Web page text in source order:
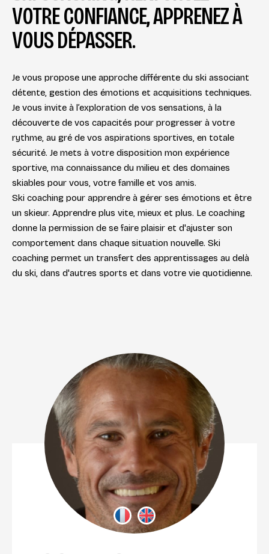
VOTRE CONFIANCE, APPRENEZ À
VOUS DÉPASSER.
Je vous propose une approche différente du ski associant
détente, gestion des émotions et acquisitions techniques.
Je vous invite à l’exploration de vos sensations, à la
découverte de vos capacités pour progresser à votre
rythme, au gré de vos aspirations sportives, en totale
sécurité. Je mets à votre disposition mon expérience
sportive, ma connaissance du milieu et des domaines
skiables pour vous, votre famille et vos amis.
Ski coaching pour apprendre à gérer ses émotions et être
un skieur. Apprendre plus vite, mieux et plus. Le coaching
donne la permission de se faire plaisir et d'ajuster son
comportement dans chaque situation nouvelle. Ski
coaching permet un transfert des apprentissages au delà
du ski, dans d'autres sports et dans votre vie quotidienne.